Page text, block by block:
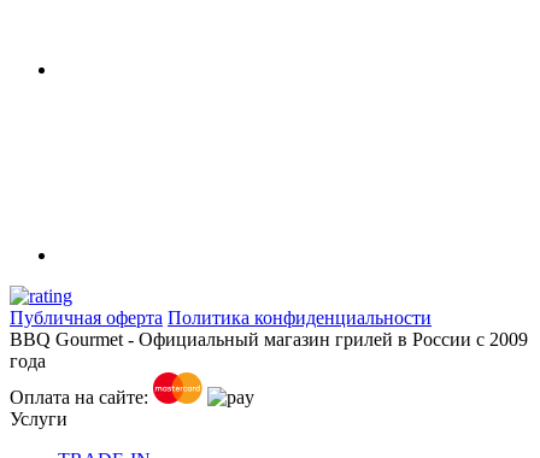
Публичная оферта Политика конфиденциальности
BBQ Gourmet - Официальный магазин грилей в России с 2009
года
Оплата на сайте:
Услуги